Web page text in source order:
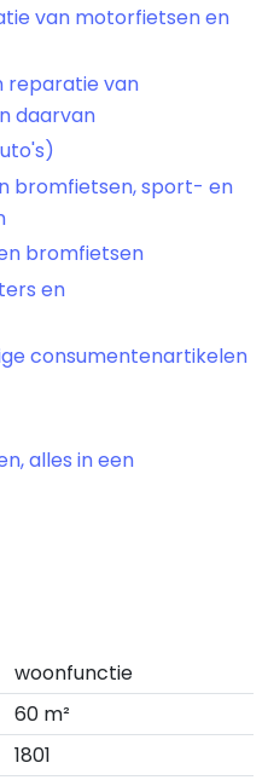
van motorfietsen en
reparatie van
daarvan
bromfietsen, sport- en
bromfietsen
en
consumentenartikelen
alles in een
woonfunctie
60 m²
1801